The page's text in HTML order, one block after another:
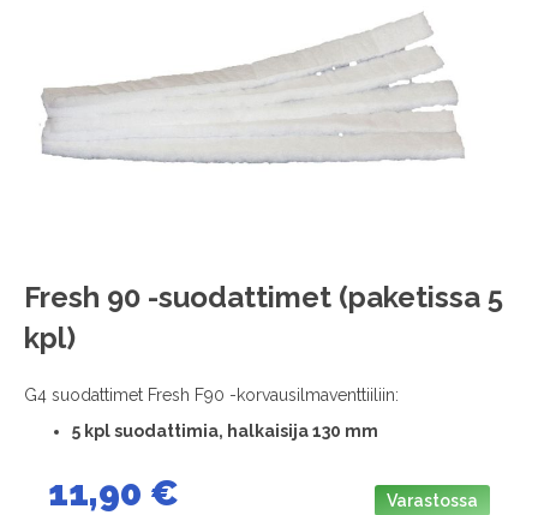
Fresh 90 -suodattimet (paketissa 5
kpl)
G4 suodattimet Fresh F90 -korvausilmaventtiiliin:
5 kpl suodattimia, halkaisija 130 mm
11,90 € Varastossa
gallery
Skip
to
the
beginning
of
the
images